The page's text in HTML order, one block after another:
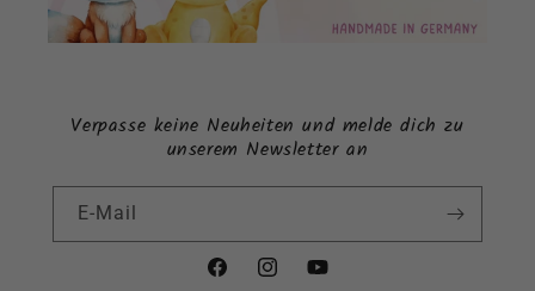
Verpasse keine Neuheiten und melde dich zu
unserem Newsletter an
E-Mail
FacebookInstagramYouTube